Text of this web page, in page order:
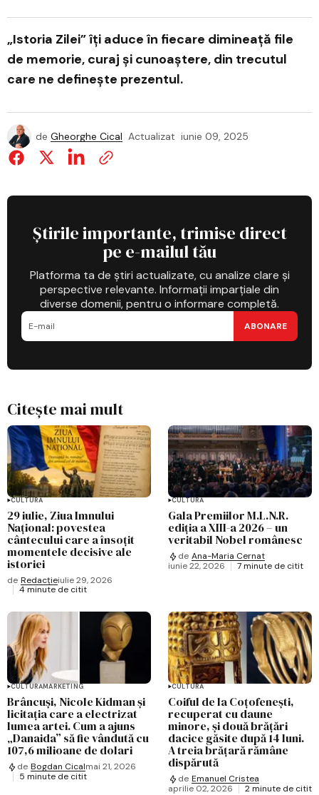
„Istoria Zilei” îți aduce în fiecare dimineață file
de memorie, curaj și cunoaștere, din trecutul
care ne definește prezentul.
de Gheorghe Cical Actualizat iunie 09, 2025
Știrile importante, trimise direct
pe e-mailul tău
Platforma ta de știri actualizate, cu analize clare și
perspective relevante. Informații imparțiale din
diverse domenii, pentru o informare completă.
ABONARE
Citește mai mult
CULTURĂ
29 iulie, Ziua Imnului
Național: povestea
cântecului care a însoțit
momentele decisive ale
istoriei
de Redacțieiulie 29, 2026
4 minute de citit
CULTURĂ
Gala Premiilor M.L.N.R.
ediția a XIII-a 2026 – un
veritabil Nobel românesc
de Ana-Maria Cernat
iunie 22, 2026
7 minute de citit
CULTURĂMARKETING
Brâncuși, Nicole Kidman și
licitația care a electrizat
lumea artei. Cum a ajuns
„Danaida” să fie vândută cu
107,6 milioane de dolari
de Bogdan Cicalmai 21, 2026
5 minute de citit
CULTURĂ
Coiful de la Coțofenești,
recuperat cu daune
minore, și două brățări
dacice găsite după 14 luni.
A treia brățară rămâne
dispărută
de Emanuel Cristea
aprilie 02, 2026
2 minute de citit